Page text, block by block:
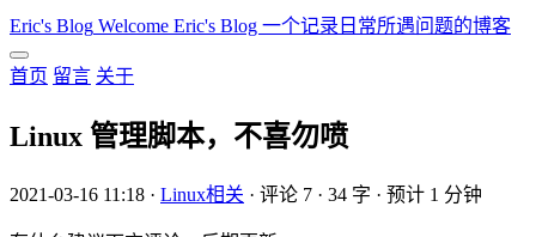
Eric's Blog Welcome Eric's Blog 一个记录日常所遇问题的博客
首页 留言 关于
Linux 管理脚本，不喜勿喷
2021-03-16 11:18 · Linux相关 · 评论 7 · 34 字 · 预计 1 分钟